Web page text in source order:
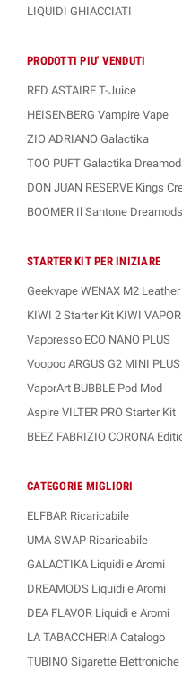
LIQUIDI GHIACCIATI
PRODOTTI PIU' VENDUTI
RED ASTAIRE T-Juice
HEISENBERG Vampire Vape
ZIO ADRIANO Galactika
TOO PUFT Galactika
DON JUAN RESERVE Kings
BOOMER Il Santone Dreamods
STARTER KIT PER INIZIARE
Geekvape WENAX M2 Leather
KIWI 2 Starter Kit KIWI VAPOR
Vaporesso ECO NANO PLUS
Voopoo ARGUS G2 MINI PLUS
VaporArt BUBBLE Pod Mod
Aspire VILTER PRO Starter Kit
BEEZ FABRIZIO CORONA
CATEGORIE MIGLIORI
ELFBAR Ricaricabile
UMA SWAP Ricaricabile
GALACTIKA Liquidi e Aromi
DREAMODS Liquidi e Aromi
DEA FLAVOR Liquidi e Aromi
LA TABACCHERIA Catalogo
TUBINO Sigarette Elettroniche